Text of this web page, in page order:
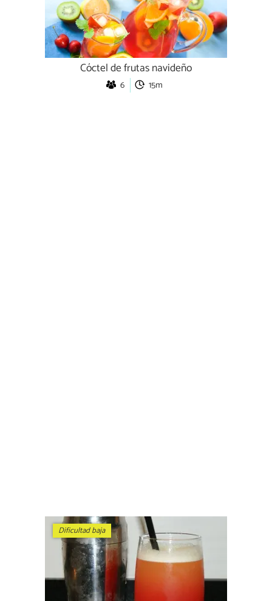
Cóctel de frutas navideño
6 15m
Dificultad baja